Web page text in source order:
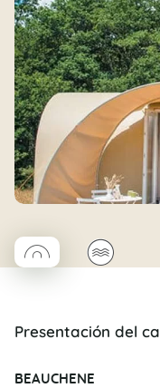
◯Coco rond🌊
Presentación del
BEAUCHENE